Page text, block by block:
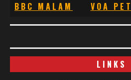
BBC MALAM
VOA
LINKS